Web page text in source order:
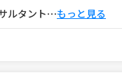
ルタント⋯もっと見る